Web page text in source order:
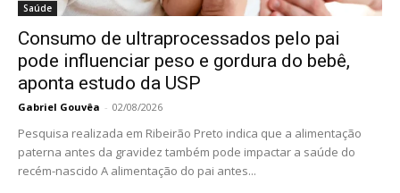
Saúde
Consumo de ultraprocessados pelo pai
pode influenciar peso e gordura do bebê,
aponta estudo da USP
Gabriel Gouvêa - 02/08/2026
Pesquisa realizada em Ribeirão Preto indica que a alimentação
paterna antes da gravidez também pode impactar a saúde do
recém-nascido A alimentação do pai antes...